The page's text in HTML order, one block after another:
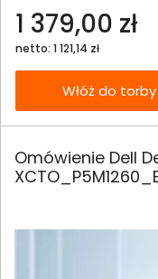
1 379,00 zł
netto: 1 121,14 zł
Włóż do torby
Omówienie Dell